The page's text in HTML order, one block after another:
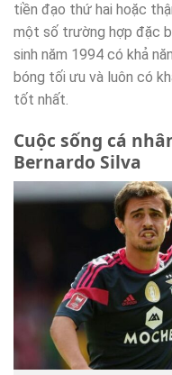
tiền đạo thứ hai hoặc
một số trường hợp đặc
sinh năm 1994 có khả
bóng tối ưu và luôn có
tốt nhất.
Cuộc sống cá
Bernardo Silva